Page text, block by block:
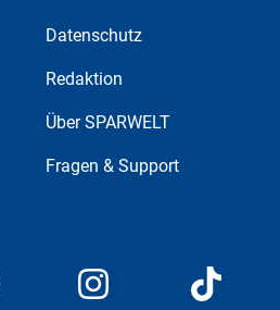
Datenschutz
Redaktion
Über SPARWELT
Fragen & Support